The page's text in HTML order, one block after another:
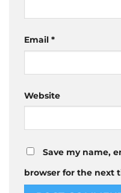
Email *
Website
Save my name,
browser for the next